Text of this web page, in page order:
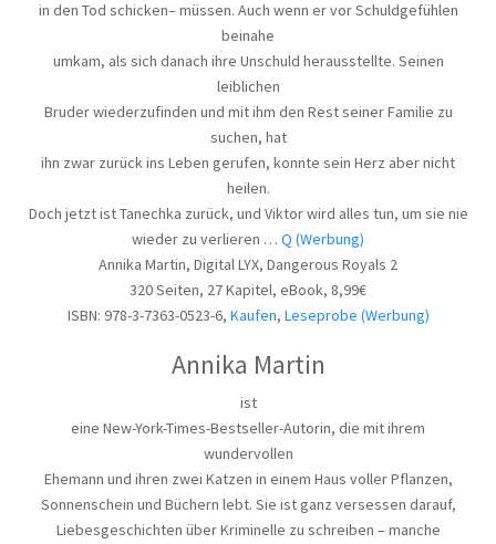
in den Tod schicken– müssen. Auch wenn er vor Schuldgefühlen
beinahe
umkam, als sich danach ihre Unschuld herausstellte. Seinen
leiblichen
Bruder wiederzufinden und mit ihm den Rest seiner Familie zu
suchen, hat
ihn zwar zurück ins Leben gerufen, konnte sein Herz aber nicht
heilen.
Doch jetzt ist Tanechka zurück, und Viktor wird alles tun, um sie nie
wieder zu verlieren … Q (Werbung)
Annika Martin, Digital LYX, Dangerous Royals 2
320 Seiten, 27 Kapitel, eBook, 8,99€
ISBN: 978-3-7363-0523-6, Kaufen, Leseprobe (Werbung)
Annika Martin
ist
eine New-York-Times-Bestseller-Autorin, die mit ihrem
wundervollen
Ehemann und ihren zwei Katzen in einem Haus voller Pflanzen,
Sonnenschein und Büchern lebt. Sie ist ganz versessen darauf,
Liebesgeschichten über Kriminelle zu schreiben – manche